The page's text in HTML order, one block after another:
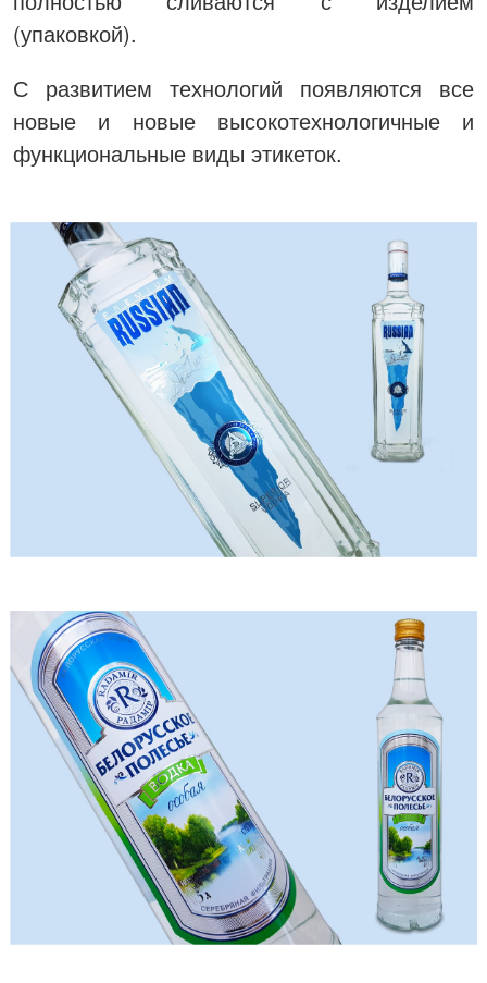
(упаковкой).
С развитием технологий появляются все
новые и новые высокотехнологичные и
функциональные виды этикеток.